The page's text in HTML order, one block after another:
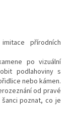
přírodních
po vizuální
podlahoviny s
nebo kámen.
od pravé
poznat, co je